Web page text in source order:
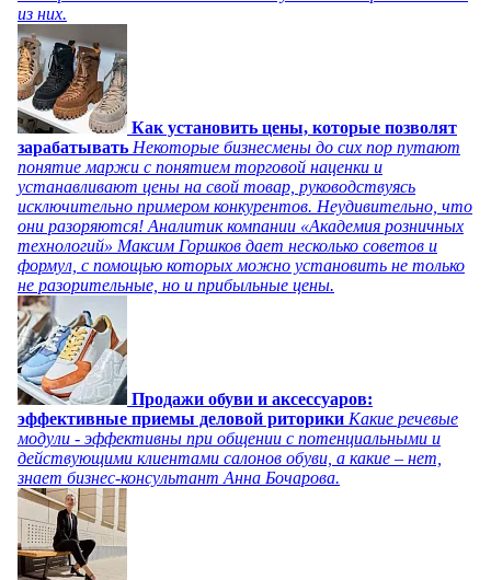
из них.
Как установить цены, которые позволят
зарабатывать Некоторые бизнесмены до сих пор путают
понятие маржи с понятием торговой наценки и
устанавливают цены на свой товар, руководствуясь
исключительно примером конкурентов. Неудивительно, что
они разоряются! Аналитик компании «Академия розничных
технологий» Максим Горшков дает несколько советов и
формул, с помощью которых можно установить не только
не разорительные, но и прибыльные цены.
Продажи обуви и аксессуаров:
эффективные приемы деловой риторики Какие речевые
модули - эффективны при общении с потенциальными и
действующими клиентами салонов обуви, а какие – нет,
знает бизнес-консультант Анна Бочарова.